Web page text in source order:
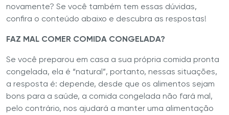
novamente? Se você também tem essas dúvidas,
confira o conteúdo abaixo e descubra as respostas!
FAZ MAL COMER COMIDA CONGELADA?
Se você preparou em casa a sua própria comida pronta
congelada, ela é “natural”, portanto, nessas situações,
a resposta é: depende, desde que os alimentos sejam
bons para a saúde, a comida congelada não fará mal,
pelo contrário, nos ajudará a manter uma alimentação